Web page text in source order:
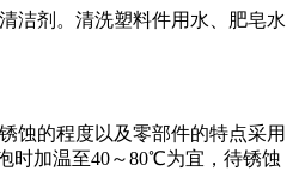
洁剂。清洗塑料件用水、肥皂水
蚀的程度以及零部件的特点采用
时加温至40～80℃为宜，待锈蚀